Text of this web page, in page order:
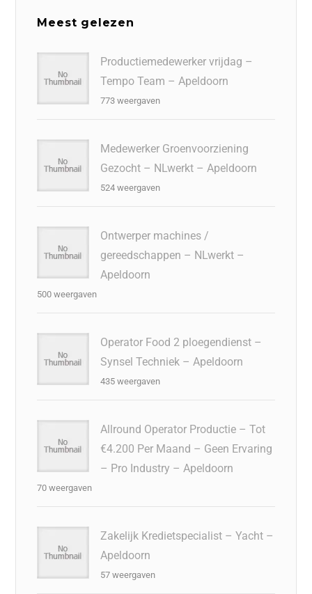
Meest gelezen
Productiemedewerker vrijdag –
Tempo Team – Apeldoorn
773 weergaven
Medewerker Groenvoorziening
Gezocht – NLwerkt – Apeldoorn
524 weergaven
Ontwerper machines /
gereedschappen – NLwerkt –
Apeldoorn
500 weergaven
Operator Food 2 ploegendienst –
Synsel Techniek – Apeldoorn
435 weergaven
Allround Operator Productie – Tot
€4.200 Per Maand – Geen Ervaring
– Pro Industry – Apeldoorn
70 weergaven
Zakelijk Kredietspecialist – Yacht –
Apeldoorn
57 weergaven